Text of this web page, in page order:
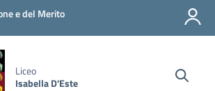
e del Merito
Liceo
Isabella D'Este